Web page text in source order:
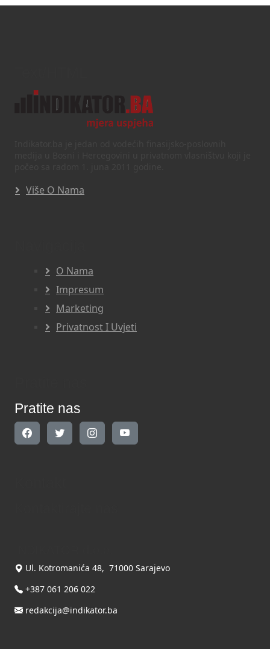
Više O Nama
O Nama
Impresum
Marketing
Privatnost I Uvjeti
Pratite nas
Ul. Kotromanića 48, 71000 Sarajevo
+387 061 206 022
redakcija@indikator.ba